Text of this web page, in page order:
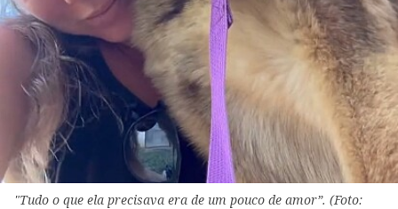
"Tudo o que ela precisava era de um pouco de amor”. (Foto: